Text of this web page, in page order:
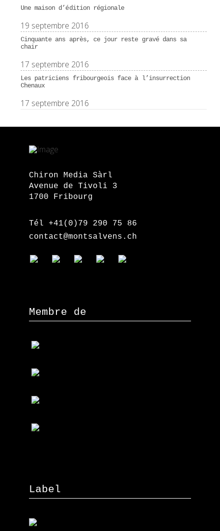
Une maison d’édition régionale
19 septembre 2016
Cinquante ans après, ce jour reste gravé dans sa
chair
17 septembre 2016
Les patriciens fribourgeois face à l’insurrection
Chenaux
17 septembre 2016
Chiron Media Sàrl
Avenue de Tivoli 3
1700 Fribourg
Tél +41(0)79 290 75 86
contact@montsalvens.ch
Membre de
Label